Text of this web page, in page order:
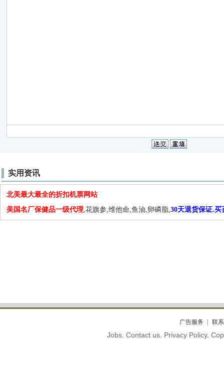
实用资讯
北美最大最全的折扣机票网站
美国名厂保健品一级代理,花旗参,维他命,鱼油,卵磷脂,30天退货保证.买
广告服务 联
Jobs. Contact us. Privacy Policy.